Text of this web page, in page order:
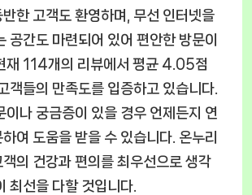
한 고객도 환영하며, 무선 인터넷을
공간도 마련되어 있어 편안한 방문이
재 114개의 리뷰에서 평균 4.05점
객들의 만족도를 입증하고 있습니다.
이나 궁금증이 있을 경우 언제든지 연
여 도움을 받을 수 있습니다. 온누리
의 건강과 편의를 최우선으로 생각
최선을 다할 것입니다.